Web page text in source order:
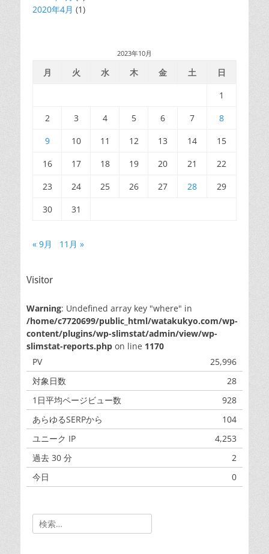
2020年4月 (1)
2023年10月
月 火 水 木 金 土
日
1
2
3 4 5 6 7
8
9
10 11 12 13 14
15
16
17 18 19 20 21
22
23
24 25 26 27 28
29
30
31
« 9月 11月 »
Visitor
Warning: Undefined array key "where" in
/home/c7720699/public_html/watakukyo.com/wp-
content/plugins/wp-slimstat/admin/view/wp-
slimstat-reports.php on line 1170
PV
25,996
対象日数
28
1日平均ページビュー数
928
あらゆるSERPから
104
ユニーク IP
4,253
過去 30 分
2
今日
0
Search
for: